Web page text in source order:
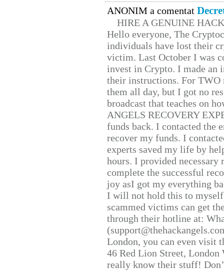
ANONIM a comentat
HIRE A GENUINE
Hello everyone, The
individuals have lost their
victim. Last October I was
invest in Crypto. I made
their instructions. For TWO
them all day, but I got no
broadcast that teaches on
ANGELS RECOVERY
funds back. I contacted the
recover my funds. I
experts saved my life by
hours. I provided
complete the successful
joy asI got my everything
I will not hold this to
scammed victims can get
through their hotline at:
London, you can even visit
46 Red Lion Street, London
really know their stuff!